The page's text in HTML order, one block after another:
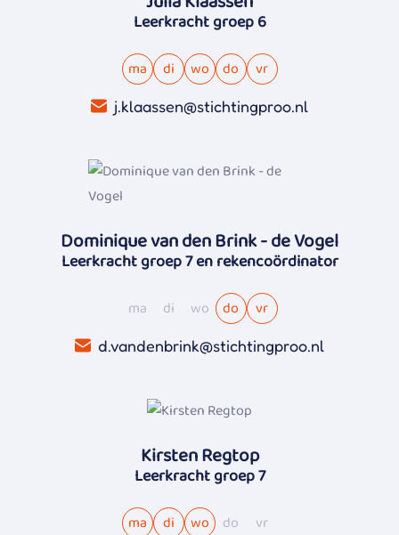
Leerkracht groep 6
ma di wo do vr
j.klaassen@stichtingproo.nl
Dominique van den Brink - de Vogel
Leerkracht groep 7 en rekencoördinator
ma di wo do vr
d.vandenbrink@stichtingproo.nl
Kirsten Regtop
Leerkracht groep 7
ma di wo do vr